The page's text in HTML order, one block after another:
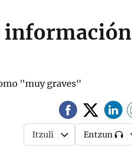
información
"muy graves"
Itzuli Entzun